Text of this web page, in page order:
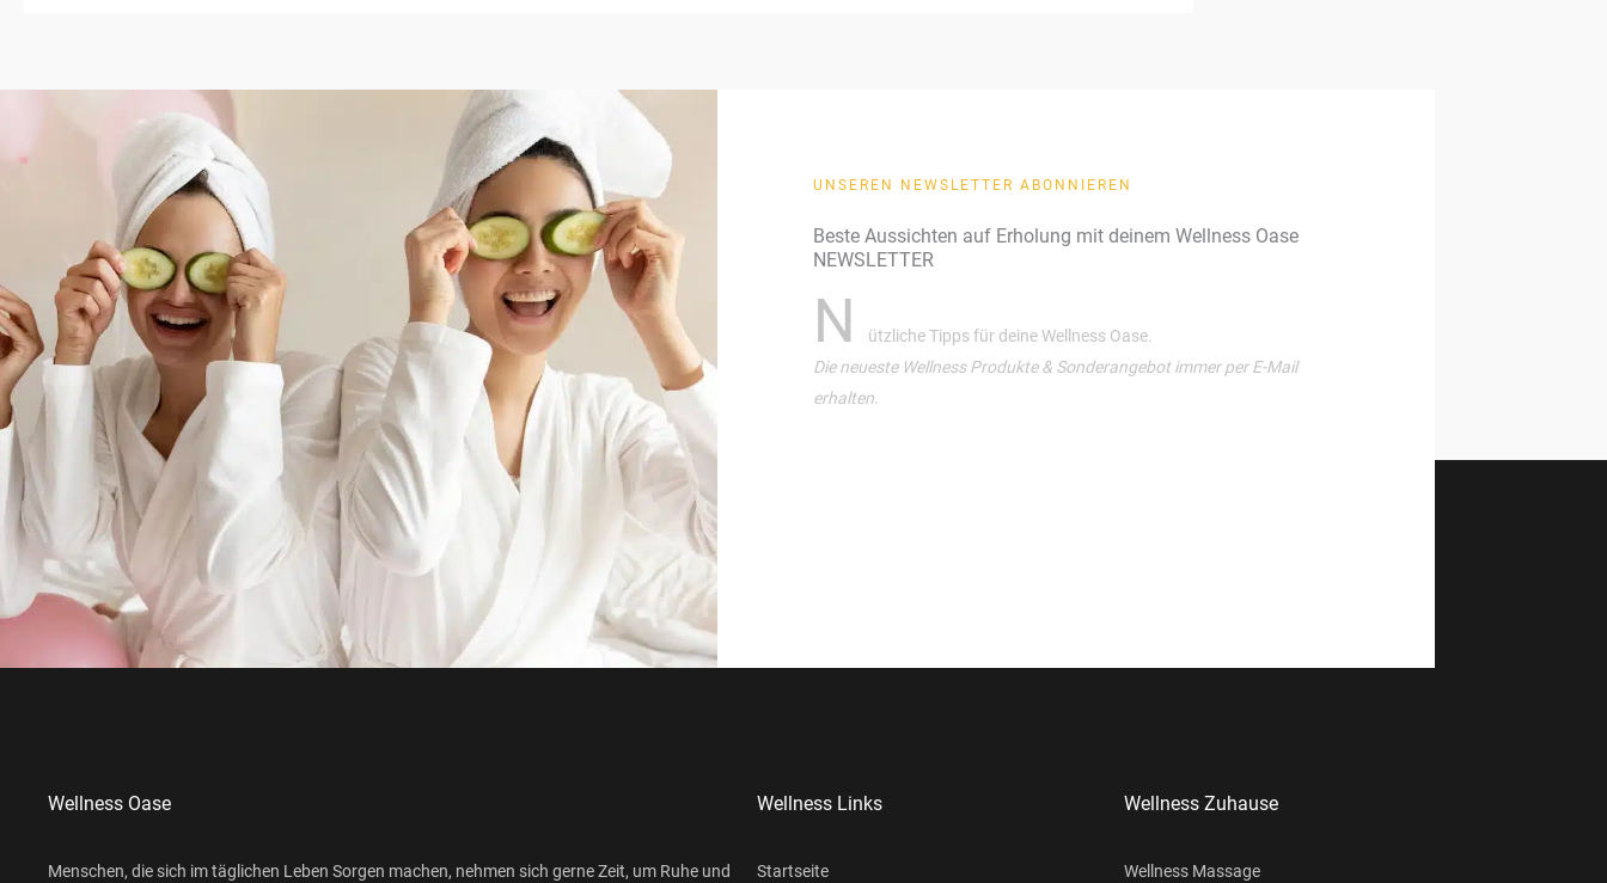
UNSEREN NEWSLETTER ABONNIEREN
Beste Aussichten auf Erholung mit deinem Wellness Oase
NEWSLETTER
N
ützliche Tipps für deine Wellness Oase.
Die neueste Wellness Produkte & Sonderangebot immer per E-Mail
erhalten.
Wellness Oase
Menschen, die sich im täglichen Leben Sorgen machen, nehmen sich gerne Zeit, um Ruhe und
Wellness Links
Startseite
Wellness Zuhause
Wellness Massage